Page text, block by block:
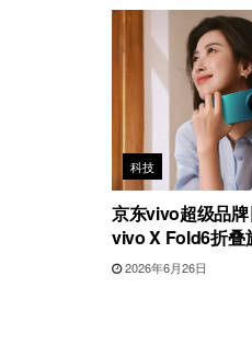
科技
京东vivo超级品
vivo X Fold6折叠
2026年6月26日